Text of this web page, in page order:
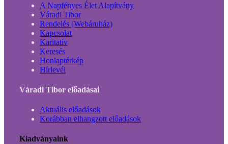
A Napfényes Élet Alapítvány
Váradi Tibor
Rendelés (Webáruház)
Kapcsolat
Karitatív
Keresés
Honlaptérkép
Hírlevél
Váradi Tibor előadásai
Aktuális előadások
Korábban elhangzott előadások
Kiadványaink